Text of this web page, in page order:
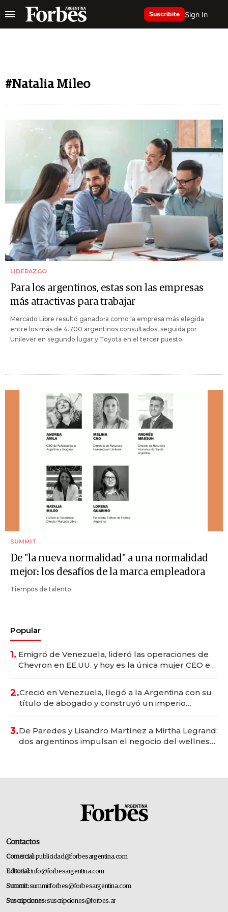
Suscribite Sign In
#Natalia Mileo
LIDERAZGO
Para los argentinos, estas son las empresas
más atractivas para trabajar
Mercado Libre resultó ganadora como la empresa más elegida
entre los más de 4.700 argentinos consultados, seguida por
Unilever en segundo lugar y Toyota en el tercer puesto.
SUMMIT
De "la nueva normalidad" a una normalidad
mejor: los desafíos de la marca empleadora
Tiempos de talento
Popular
1. Emigró de Venezuela, lideró las operaciones de
Chevron en EE.UU. y hoy es la única mujer CEO en
2.Creció en Venezuela, llegó a la Argentina con su
título de abogado y construyó un imperio
3.De Paredes y Lisandro Martínez a Mirtha Legrand:
dos argentinos impulsan el negocio del wellness
Contactos
Comercial:publicidad@forbesargentina.com
Editorial:info@forbesargentina.com
Summit:summitforbes@forbesargentina.com
Suscripciones:suscripciones@forbes.ar